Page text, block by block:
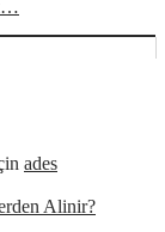
ades
Alinir?